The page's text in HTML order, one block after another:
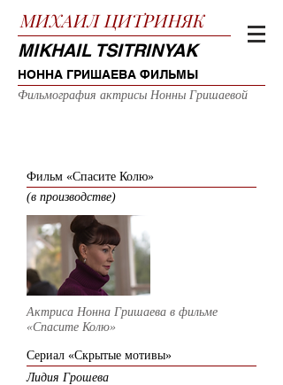
МИХАИЛ ЦИТРИНЯК
MIKHAIL TSITRINYAK
НОННА ГРИШАЕВА ФИЛЬМЫ
Фильмография актрисы Нонны Гришаевой
Фильм «Спасите Колю»
(в производстве)
Актриса Нонна Гришаева в фильме
«Спасите Колю»
Сериал «Скрытые мотивы»
Лидия Грошева